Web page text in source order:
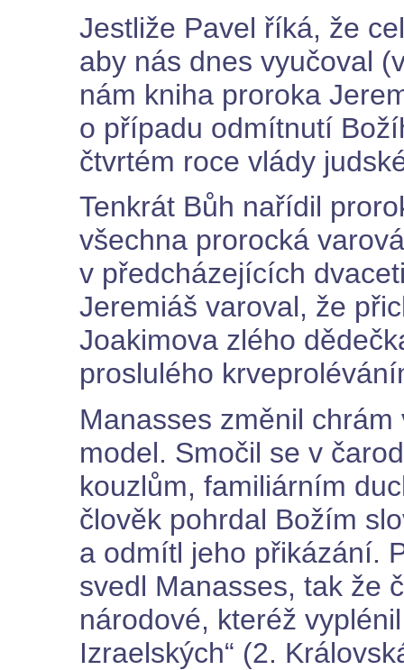
Jestliže Pavel říká, že
aby nás dnes vyučoval
nám kniha proroka
o případu odmítnutí
čtvrtém roce vlády
Tenkrát Bůh nařídil
všechna prorocká
v předcházejících
Jeremiáš varoval, že
Joakimova zlého
proslulého
Manasses změnil
model. Smočil se v
kouzlům, familiárním
člověk pohrdal Božím
a odmítl jeho přikázání.
svedl Manasses, tak že
národové, kteréž
Izraelských“ (2.